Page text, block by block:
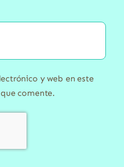
y web en este
comente.